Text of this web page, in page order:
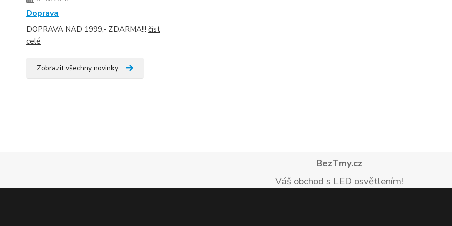
Doprava
DOPRAVA NAD 1999,- ZDARMA!!! číst
celé
Zobrazit všechny novinky
BezTmy.cz
Váš obchod s LED osvětlením!